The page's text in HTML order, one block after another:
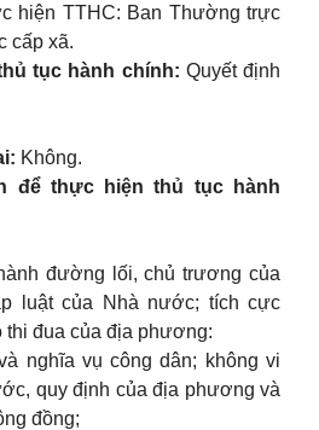
hiện TTHC: Ban Thường trực
cấp xã.
tục hành chính: Quyết định
Không.
để thực hiện thủ tục hành
đường lối, chủ trương của
luật của Nhà nước; tích cực
thi đua của địa phương:
nghĩa vụ công dân; không vi
quy định của địa phương và
đồng;